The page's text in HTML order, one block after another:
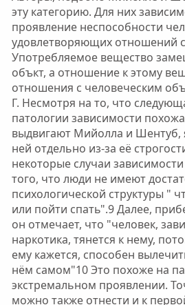
эту категорию. Для них
проявление неспособности
удовлетворяющих отношений
Употребляемое вещество
объкт, а отношение к этому
отношения с человеческим
Г. Несмотря на то, что
патологии зависимости
выдвигают Мийолла и Шентуб,
ней отдельно из-за её
некоторые случаи
того, что люди не имеют
психологической структуры "
или пойти спать".9 Далее,
он отмечает, что "человек,
наркотика, тянется к нему,
ему кажется, способен
нём самом"10 Это похоже на
экстремальном проявлении.
можно также отнести и к